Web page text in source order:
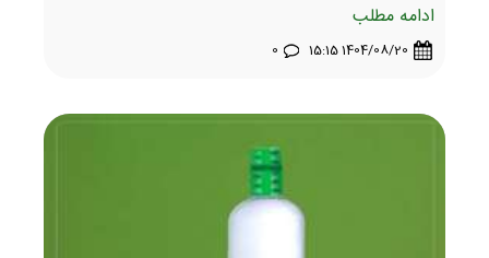
ادامه مطلب
1404/08/20 15:15
0